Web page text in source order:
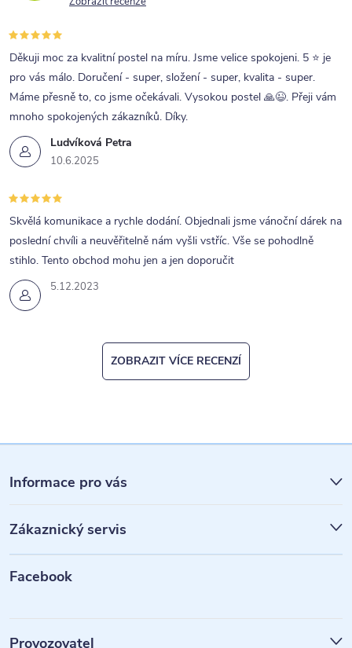
Ludvíková Petra
10.6.2025
Děkuji moc za kvalitní postel na míru. Jsme velice spokojeni. 5 ⭐ je
pro vás málo. Doručení - super, složení - super, kvalita - super.
Máme přesně to, co jsme očekávali. Vysokou postel 🙏😉. Přeji vám
mnoho spokojených zákazníků. Díky.
5.12.2023
Skvělá komunikace a rychle dodání. Objednali jsme vánoční dárek na
poslední chvíli a neuvěřitelně nám vyšli vstříc. Vše se pohodlně
stihlo. Tento obchod mohu jen a jen doporučit
ZOBRAZIT VÍCE RECENZÍ
á
p
a
Informace pro vás
Zákaznický servis
Facebook
Provozovatel